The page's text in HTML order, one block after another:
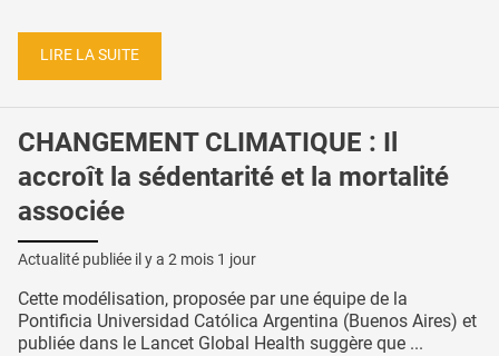
LIRE LA SUITE
CHANGEMENT CLIMATIQUE : Il
accroît la sédentarité et la mortalité
associée
Actualité publiée il y a 2 mois 1 jour
Cette modélisation, proposée par une équipe de la
Pontificia Universidad Católica Argentina (Buenos Aires) et
publiée dans le Lancet Global Health suggère que ...